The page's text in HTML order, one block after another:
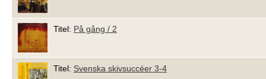
Titel: På gång / 2
Titel: Svenska skivsuccéer 3-4